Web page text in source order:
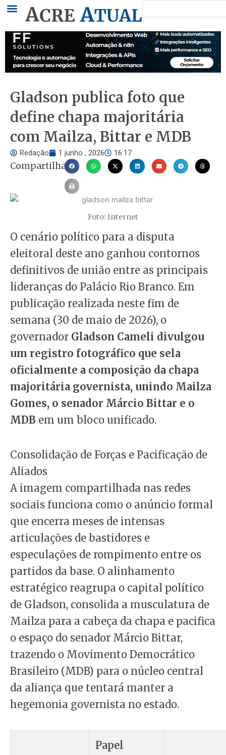
conteúdo
Gladson publica foto que
define chapa majoritária
com Mailza, Bittar e MDB
Redação 1 junho , 2026 16:17
Compartilhar
Foto: Internet
O cenário político para a disputa
eleitoral deste ano ganhou contornos
definitivos de união entre as principais
lideranças do Palácio Rio Branco. Em
publicação realizada neste fim de
semana (30 de maio de 2026), o
governador Gladson Cameli divulgou
um registro fotográfico que sela
oficialmente a composição da chapa
majoritária governista, unindo Mailza
Gomes, o senador Márcio Bittar e o
MDB em um bloco unificado.
Consolidação de Forças e Pacificação de
Aliados
A imagem compartilhada nas redes
sociais funciona como o anúncio formal
que encerra meses de intensas
articulações de bastidores e
especulações de rompimento entre os
partidos da base. O alinhamento
estratégico reagrupa o capital político
de Gladson, consolida a musculatura de
Mailza para a cabeça da chapa e pacifica
o espaço do senador Márcio Bittar,
trazendo o Movimento Democrático
Brasileiro (MDB) para o núcleo central
da aliança que tentará manter a
hegemonia governista no estado.
Papel